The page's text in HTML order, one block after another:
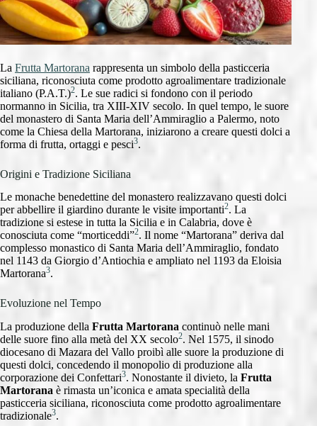
La Frutta Martorana rappresenta un simbolo della pasticceria
siciliana, riconosciuta come prodotto agroalimentare tradizionale
italiano (P.A.T.)2. Le sue radici si fondono con il periodo
normanno in Sicilia, tra XIII-XIV secolo. In quel tempo, le suore
del monastero di Santa Maria dell’Ammiraglio a Palermo, noto
come la Chiesa della Martorana, iniziarono a creare questi dolci a
forma di frutta, ortaggi e pesci3.
Origini e Tradizione Siciliana
Le monache benedettine del monastero realizzavano questi dolci
per abbellire il giardino durante le visite importanti2. La
tradizione si estese in tutta la Sicilia e in Calabria, dove è
conosciuta come “morticeddi”2. Il nome “Martorana” deriva dal
complesso monastico di Santa Maria dell’Ammiraglio, fondato
nel 1143 da Giorgio d’Antiochia e ampliato nel 1193 da Eloisia
Martorana3.
Evoluzione nel Tempo
La produzione della Frutta Martorana continuò nelle mani
delle suore fino alla metà del XX secolo2. Nel 1575, il sinodo
diocesano di Mazara del Vallo proibì alle suore la produzione di
questi dolci, concedendo il monopolio di produzione alla
corporazione dei Confettari3. Nonostante il divieto, la Frutta
Martorana è rimasta un’iconica e amata specialità della
pasticceria siciliana, riconosciuta come prodotto agroalimentare
tradizionale3.